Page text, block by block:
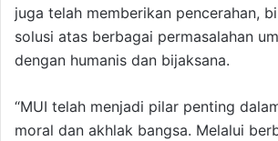
juga telah memberikan pencerahan,
solusi atas berbagai permasalahan
dengan humanis dan bijaksana.
“MUI telah menjadi pilar penting
moral dan akhlak bangsa. Melalui